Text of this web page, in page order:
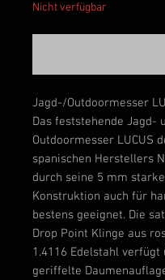
Nicht verfügbar
Jagd-/Outdoormesser
Das feststehende Jagd-
Outdoormesser LUCUS
spanischen Herstellers
durch seine 5 mm
Konstruktion auch für
bestens geeignet. Die
Drop Point Klinge aus
1.4116 Edelstahl verfügt
geriffelte